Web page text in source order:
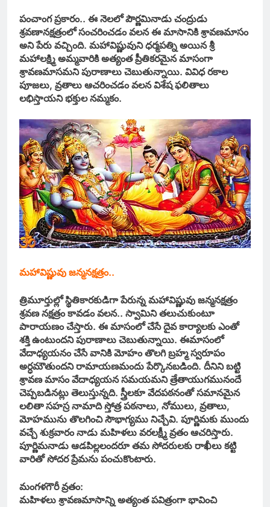
పంచాంగ ప్రకారం.. ఈ నెలలో పౌర్ణమినాడు చంద్రుడు
శ్రవణానక్షత్రంలో సంచరించడం వలన ఈ మాసానికి శ్రావణమాసం
అని పేరు వచ్చింది. మహావిష్ణువుని ధర్మపత్ని అయిన శ్రీ
మహాలక్ష్మి అమ్మవారికి అత్యంత ప్రీతికరమైన మాసంగా
శ్రావణమాసమని పురాణాలు చెబుతున్నాయి. వివిధ రకాల
పూజలు, వ్రతాలు ఆచరించడం వలన విశేష ఫలితాలు
లభిస్తాయని భక్తుల నమ్మకం.
మహావిష్ణువు జన్మనక్షత్రం..
త్రిమూర్తుల్లో స్థితికారకుడిగా పేరున్న మహావిష్ణువు జన్మనక్షత్రం
శ్రవణ నక్షత్రం కావడం వలన.. స్వామిని తలుచుకుంటూ
పారాయణం చేస్తారు. ఈ మాసంలో చేసే దైవ కార్యాలకు ఎంతో
శక్తి ఉంటుందని పురాణాలు చెబుతున్నాయి. ఈమాసంలో
వేదాధ్యయనం చేసే వానికి మోహం తొలగి బ్రహ్మ స్వరూపం
అర్ధమౌతుందని రామాయణమందు పేర్కొనబడింది. దీనిని బట్టి
శ్రావణ మాసం వేదాధ్యయన సమయమని త్రేతాయుగమునందే
చెప్పబడినట్లు తెలుస్తున్నది. స్త్రీలకూ వేదపఠనంతో సమానమైన
లలితా సహస్ర నామాది స్తోత్ర పఠనాలు, నోములు, వ్రతాలు,
మోహమును తొలగించి సౌభాగ్యము నిచ్చేవి. పూర్ణిమకు ముందు
వచ్చే శుక్రవారం నాడు మహిళలు వరలక్ష్మీ వ్రతం ఆచరిస్తారు.
పూర్ణిమనాడు ఆడపిల్లలందరూ తమ సోదరులకు రాఖీలు కట్టి
వారితో సోదర ప్రేమను పంచుకొంటారు.
మంగళగౌరీ వ్రతం:
మహిళలు శ్రావణమాసాన్ని అత్యంత పవిత్రంగా భావించి